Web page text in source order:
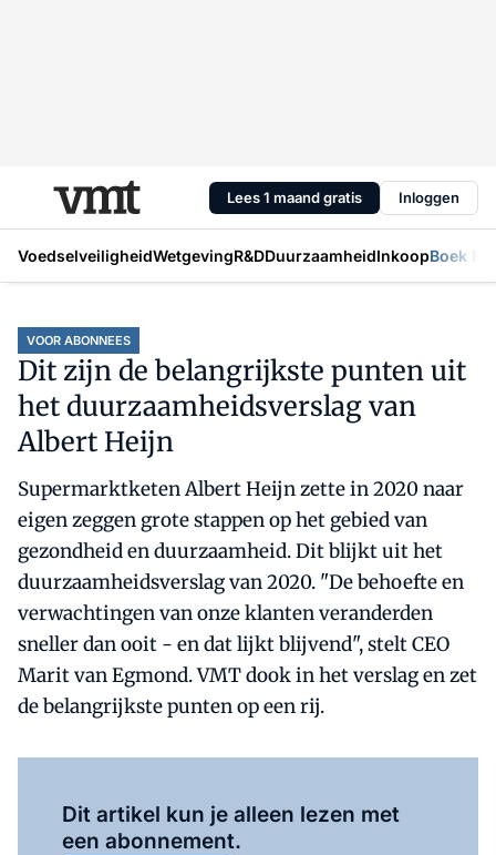
Lees 1 maand gratis Inloggen
VoedselveiligheidWetgevingR&DDuurzaamheidInkoopBoek
VOOR ABONNEES
Dit zijn de belangrijkste punten uit
het duurzaamheidsverslag van
Albert Heijn
Supermarktketen Albert Heijn zette in 2020 naar
eigen zeggen grote stappen op het gebied van
gezondheid en duurzaamheid. Dit blijkt uit het
duurzaamheidsverslag van 2020. "De behoefte en
verwachtingen van onze klanten veranderden
sneller dan ooit - en dat lijkt blijvend", stelt CEO
Marit van Egmond. VMT dook in het verslag en zet
de belangrijkste punten op een rij.
Dit artikel kun je alleen lezen met
een abonnement.